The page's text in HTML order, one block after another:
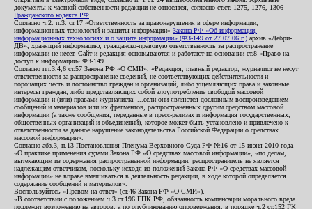
документы к частной собственности редакции не относятся, согласно ст.ст. 1275, 1276, 1306
Гражданского кодекса РФ
Согласно ч.2. п.3. ст.17 «Ответственность за правонарушения в сфере информации,
информационных технологий и защиты информации» Закона РФ «Об информации,
информационных технологиях и о защите информации» (ФЗ-149 от 27.07.06 г.) архив «Дебри-
ДВ», хранящий информацию, гражданско-правовую ответственность за распространение
информации не несет. Сайт и редакция основываются и работают на основании ст.8 «Право на
доступ к информации» ФЗ-149.
Согласно пп.3,4,6 ст.57 Закона РФ «О СМИ», «Редакция, главный редактор, журналист не несут
ответственности за распространение сведений, не соответствующих действительности и
порочащих честь и достоинство граждан и организаций, либо ущемляющих права и законные
интересы граждан, либо представляющих собой злоупотребление свободой массовой
информации и (или) правами журналиста: ...если они являются дословным воспроизведением
сообщений и материалов или их фрагментов, распространенных другим средством массовой
информации (а также сообщения, переданные в пресс-релизах и информация государственных,
общественных организаций и объединений), которое может быть установлено и привлечено к
ответственности за данное нарушение законодательства Российской Федерации о средствах
массовой информации».
Согласно абз.3, п.13 Постановления Пленума Верховного Суда РФ №16 от 15 июня 2010 года
«О практике применения судами Закона РФ «О средствах массовой информации», «по делам,
вытекающим из содержания распространенной информации, распространитель не является
надлежащим ответчиком, поскольку исходя из положений Закона РФ «О средствах массовой
информации» не вправе вмешиваться в деятельность редакции, в ходе которой определяется
содержание сообщений и материалов».
Воспользуйтесь «Правом на ответ» (ст.46 Закона РФ «О СМИ»).
«В соответствии с положением ч.3 ст.196 ГПК РФ, обязанность компенсации морального вреда
подлежит возложению на авторов, а по опубликованию опровержения, в порядке ч.2 ст.152 ГК